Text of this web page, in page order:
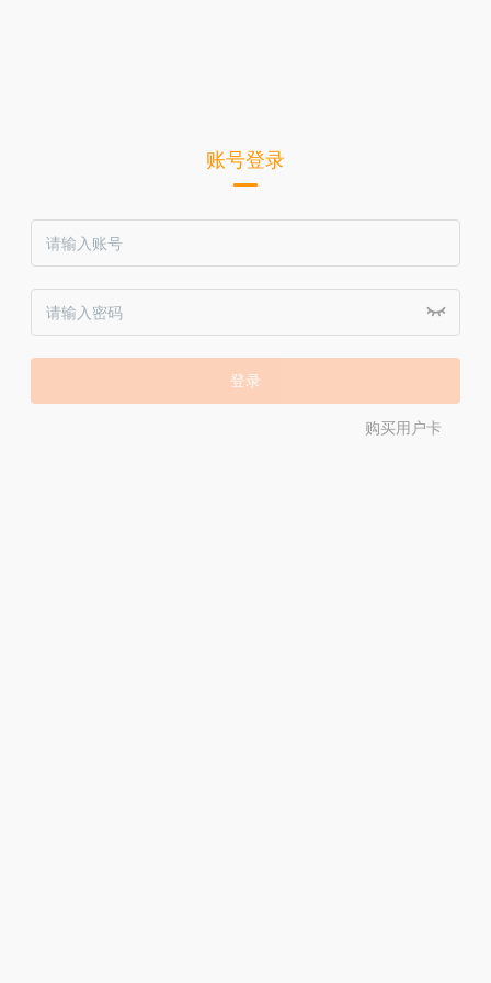
账号登录
购买用户卡